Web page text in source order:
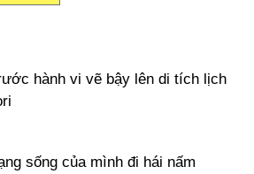
hành vi vẽ bậy lên di tích lịch
sống của mình đi hái nấm